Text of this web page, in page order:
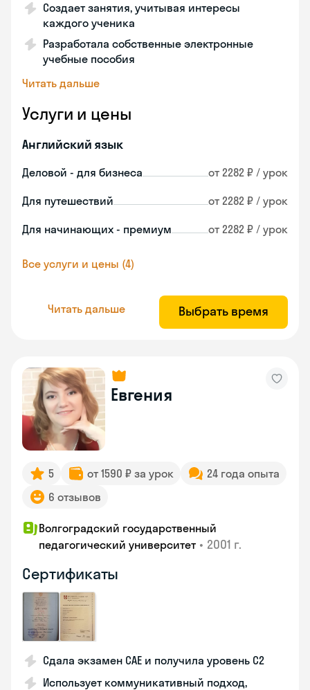
Создает занятия, учитывая интересы
каждого ученика
Разработала собственные электронные
учебные пособия
Читать дальше
Услуги и цены
Английский язык
Деловой - для бизнеса от 2282 ₽ / урок
Для путешествий от 2282 ₽ / урок
Для начинающих - премиум от 2282 ₽ / урок
Все услуги и цены (4)
Читать дальше Выбрать время
Евгения
5 от 1590 ₽ за урок
24 года опыта
6 отзывов
Волгоградский государственный
педагогический университет • 2001 г.
Сертификаты
Сдала экзамен CAE и получила уровень С2
Использует коммуникативный подход,